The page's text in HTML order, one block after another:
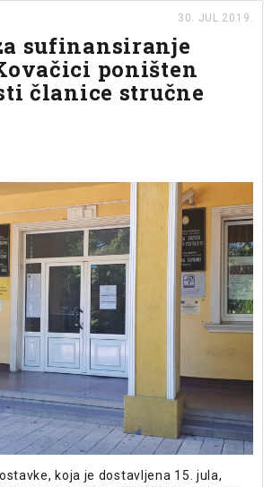
30. JUL 2019.
sufinansiranje
poništen
članice stručne
koja je dostavljena 15. jula,